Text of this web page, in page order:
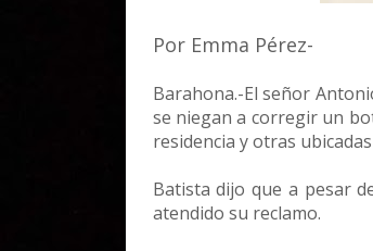
Por Emma Pérez-
Barahona.-El señor
se niegan a corregir un
residencia y otras
Batista dijo que a pesar
atendido su reclamo.